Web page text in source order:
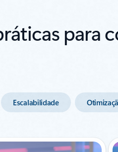
para
Escalabilidade